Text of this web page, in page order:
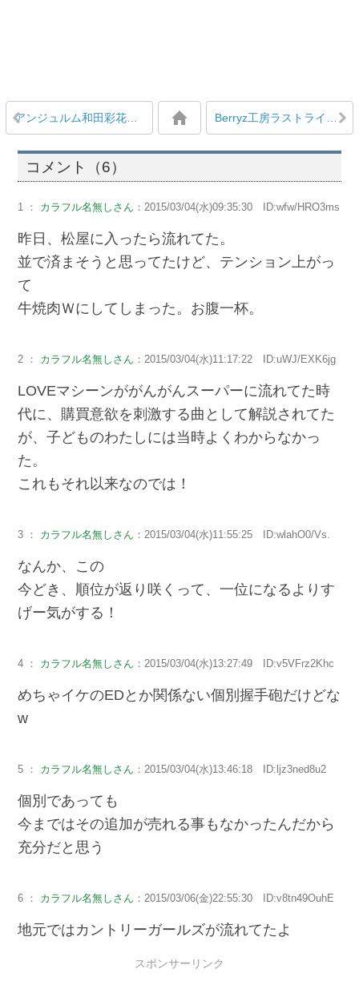
アンジュルム和田彩花と福田花音の微妙な距離感と関係性 Berryz工房ラストライブ、元メンバー石村舞波をはじめハロメンOGや後輩グループ多数に見守られ活動に終止符
コメント（6）
1 ： カラフル名無しさん ：2015/03/04(水)09:35:30 ID:wfw/HRO3ms
昨日、松屋に入ったら流れてた。
並で済まそうと思ってたけど、テンション上がっ
て
牛焼肉Ｗにしてしまった。お腹一杯。
2 ： カラフル名無しさん ：2015/03/04(水)11:17:22 ID:uWJ/EXK6jg
LOVEマシーンががんがんスーパーに流れてた時
代に、購買意欲を刺激する曲として解説されてた
が、子どものわたしには当時よくわからなかっ
た。
これもそれ以来なのでは！
3 ： カラフル名無しさん ：2015/03/04(水)11:55:25 ID:wlahO0/Vs.
なんか、この
今どき、順位が返り咲くって、一位になるよりす
げー気がする！
4 ： カラフル名無しさん ：2015/03/04(水)13:27:49 ID:v5VFrz2Khc
めちゃイケのEDとか関係ない個別握手砲だけどな
w
5 ： カラフル名無しさん ：2015/03/04(水)13:46:18 ID:ljz3ned8u2
個別であっても
今まではその追加が売れる事もなかったんだから
充分だと思う
6 ： カラフル名無しさん ：2015/03/06(金)22:55:30 ID:v8tn49OuhE
地元ではカントリーガールズが流れてたよ
スポンサーリンク